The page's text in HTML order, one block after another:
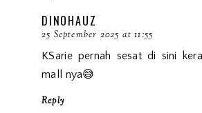
DINOHAUZ
25 September 2025 at 11:55
KSarie pernah sesat di sini
mall nya😅
Reply